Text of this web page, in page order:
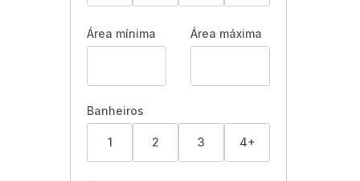
Área mínima Área máxima
Banheiros
1 2 3 4+